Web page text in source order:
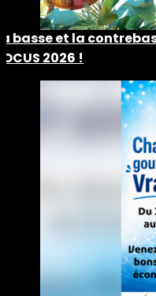
basse et la
2026 !